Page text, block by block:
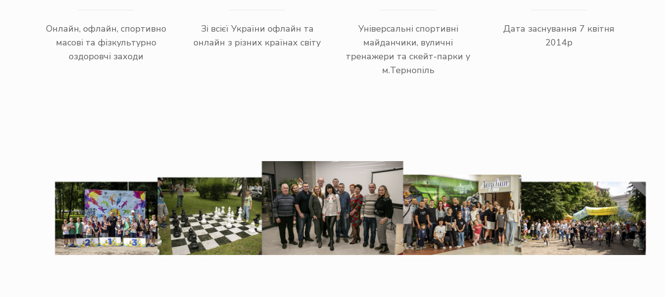
Онлайн, офлайн, спортивно
масові та фізкультурно
оздоровчі заходи
Зі всієї України офлайн та
онлайн з різних країнах світу
Універсальні спортивні
майданчики, вуличні
тренажери та скейт-парки у
м.Тернопіль
Дата заснування 7 квітня
2014р